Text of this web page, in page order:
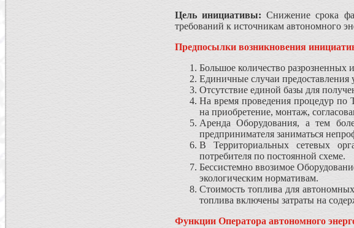
Цель инициативы: Снижение срока
требований к источникам автономного
Предпосылки возникновения
Большое количество разрозненных
Единичные случаи предоставления
Отсутствие единой базы для
На время проведения процедур по
на приобретение, монтаж,
Аренда Оборудования, а тем
предпринимателя заниматься
В Территориальных сетевых
потребителя по постоянной схеме.
Бессистемно ввозимое
экологическим нормативам.
Стоимость топлива для
топлива включены затраты на
Функции Оператора автономного